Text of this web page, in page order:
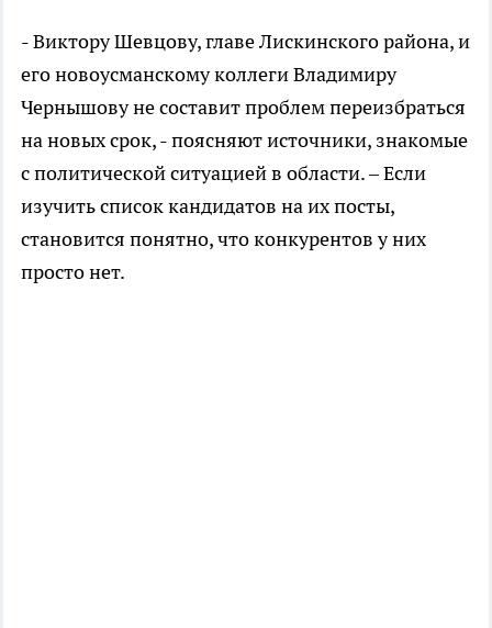
- Виктору Шевцову, главе Лискинского района, и
его новоусманскому коллеги Владимиру
Чернышову не составит проблем переизбраться
на новых срок, - поясняют источники, знакомые
с политической ситуацией в области. – Если
изучить список кандидатов на их посты,
становится понятно, что конкурентов у них
просто нет.